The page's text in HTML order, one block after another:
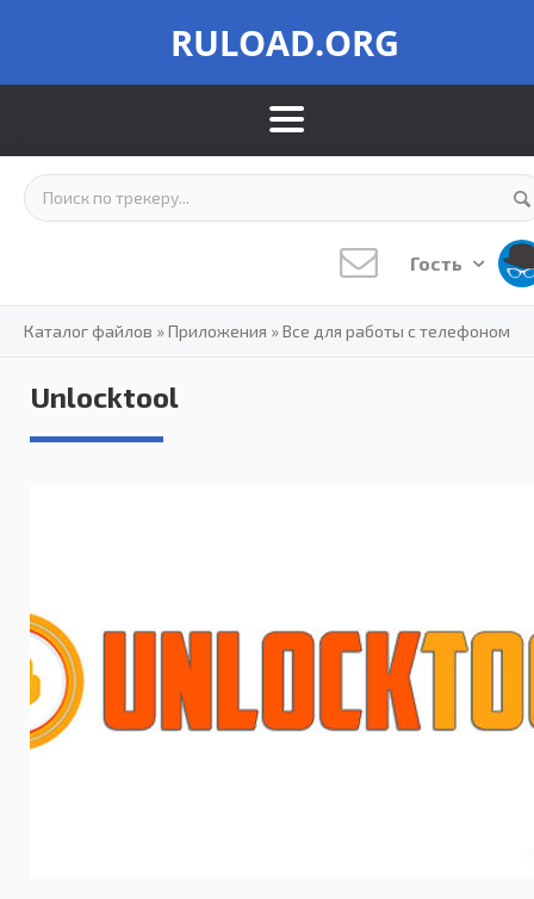
RULOAD.ORG
Гость
Каталог файлов »Приложения »Все для работы с телефоном
Unlocktool